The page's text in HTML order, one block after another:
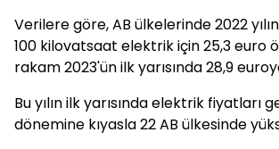
Verilere göre, AB ülkelerinde 2022
100 kilovatsaat elektrik için 25,3 euro
rakam 2023'ün ilk yarısında 28,9
Bu yılın ilk yarısında elektrik fiyatları
dönemine kıyasla 22 AB ülkesinde